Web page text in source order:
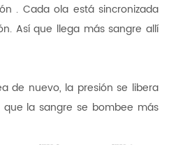
. Cada ola está sincronizada
Así que llega más sangre allí
de nuevo, la presión se libera
la sangre se bombee más